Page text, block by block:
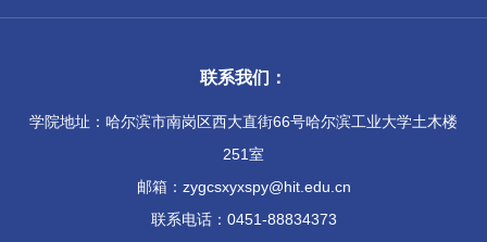
联系我们：
学院地址：哈尔滨市南岗区西大直街66号哈尔滨工业大学土木楼
251室
邮箱：zygcsxyxspy@hit.edu.cn
联系电话：0451-88834373